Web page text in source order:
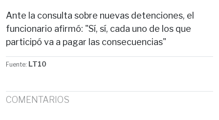
Ante la consulta sobre nuevas detenciones, el
funcionario afirmó: "Sí, sí, cada uno de los que
participó va a pagar las consecuencias"
Fuente: LT10
COMENTARIOS